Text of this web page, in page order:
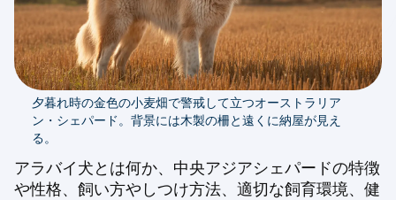
夕暮れ時の金色の小麦畑で警戒して立つオーストラリア
ン・シェパード。背景には木製の柵と遠くに納屋が見え
る。
アラバイ犬とは何か、中央アジアシェパードの特徴
や性格、飼い方やしつけ方法、適切な飼育環境、健